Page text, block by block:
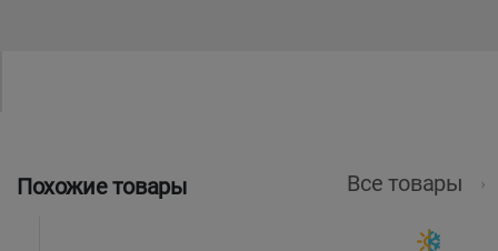
Похожие товары Все товары